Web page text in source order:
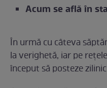
Acum se află în
În urmă cu câteva
la verighetă, iar pe
început să posteze